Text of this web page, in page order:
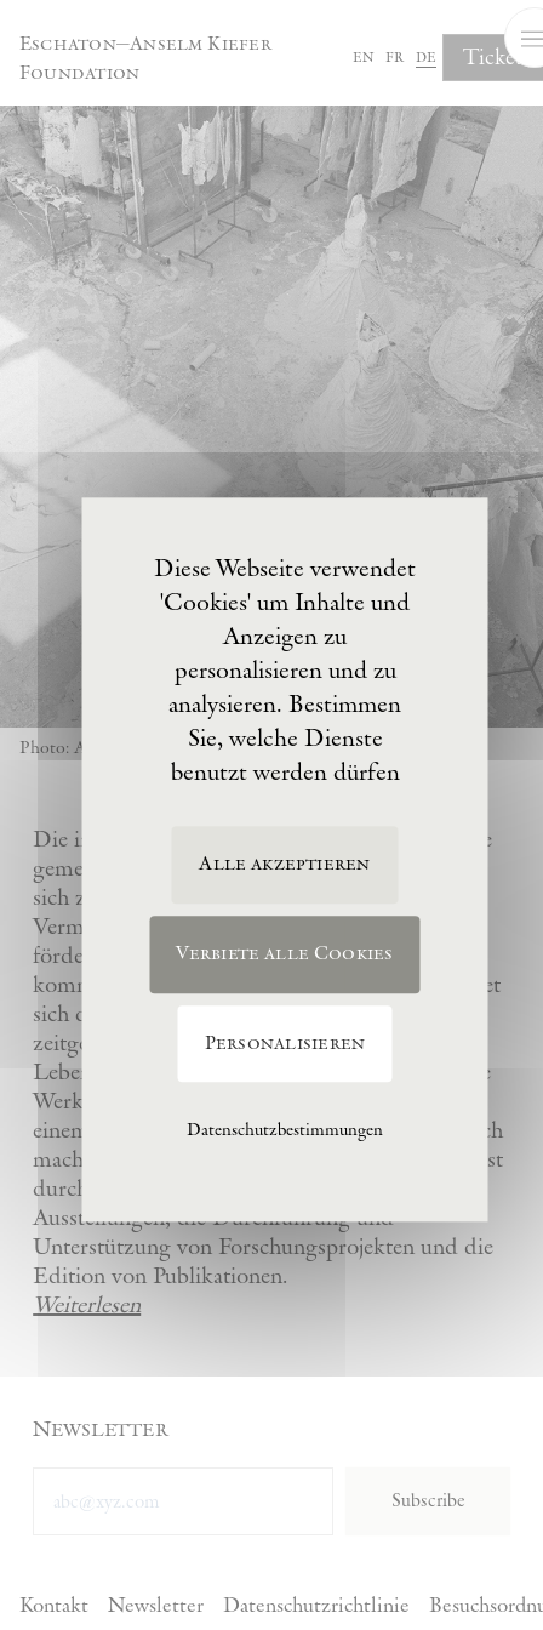
Eschaton—Anselm Kiefer
Foundation
en fr de Tickets
Photo: Anselm Kiefer
Die im Jahre 2017 von Anselm Kiefer gegründete
gemeinnützige Eschaton –Kunststiftung hat es
sich zur Aufgabe gemacht, das künstlerische
Vermächtnis ihres Gründers Anselm Kiefer zu
fördern und sein Atelier La Ribaute für
kommende Generationen zu erhalten. Sie widmet
sich dem Verständnis und der Wertschätzung
zeitgenössischer Kunst, insbesondere des
Lebenswerks von Anselm Kiefer, indem sie seine
Werke und die anderer Künstler bewahrt und
einem breiten Publikum in La Ribaute zugänglich
macht. Die Stiftung fördert zeitgenössische Kunst
durch die Organisation von internationalen
Ausstellungen, die Durchführung und
Unterstützung von Forschungsprojekten und die
Edition von Publikationen.
Weiterlesen
Newsletter
Subscribe
Kontakt Newsletter Datenschutzrichtlinie
Diese Webseite verwendet
'Cookies' um Inhalte und
Anzeigen zu
personalisieren und zu
analysieren. Bestimmen
Sie, welche Dienste
benutzt werden dürfen
Alle akzeptieren
Verbiete alle Cookies
Personalisieren
Datenschutzbestimmungen